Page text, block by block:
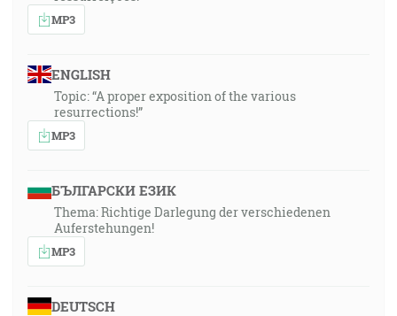
MP3
ENGLISH
Topic: “A proper exposition of the various
resurrections!”
MP3
БЪЛГАРСКИ ЕЗИК
Thema: Richtige Darlegung der verschiedenen
Auferstehungen!
MP3
DEUTSCH